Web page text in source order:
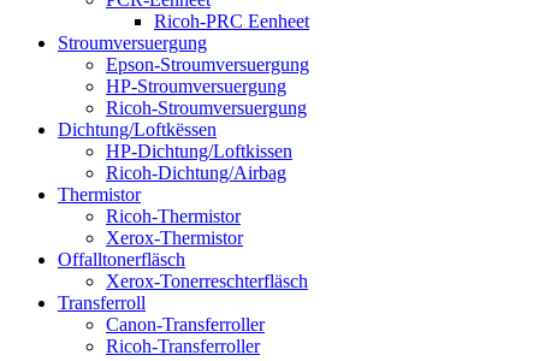
Ricoh-PRC Eenheet
Stroumversuergung
Epson-Stroumversuergung
HP-Stroumversuergung
Ricoh-Stroumversuergung
Dichtung/Loftkëssen
HP-Dichtung/Loftkissen
Ricoh-Dichtung/Airbag
Thermistor
Ricoh-Thermistor
Xerox-Thermistor
Offalltonerfläsch
Xerox-Tonerreschterfläsch
Transferroll
Canon-Transferroller
Ricoh-Transferroller